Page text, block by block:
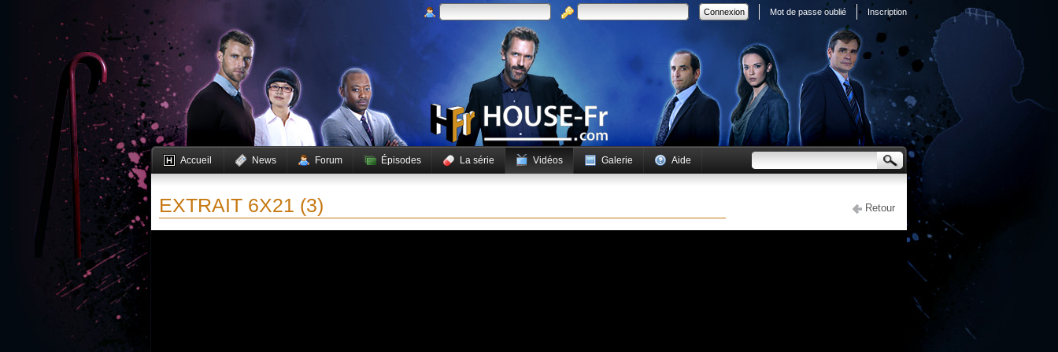
Inscription
Mot de passe oublié
Accueil News Forum Épisodes La série Vidéos Galerie Aide
Retour
EXTRAIT 6X21 (3)